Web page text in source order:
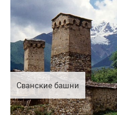
Сванские башни